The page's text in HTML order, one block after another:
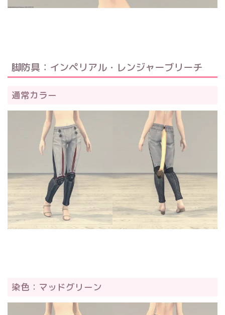
脚防具：インペリアル・レンジャーブリーチ
通常カラー
染色：マッドグリーン